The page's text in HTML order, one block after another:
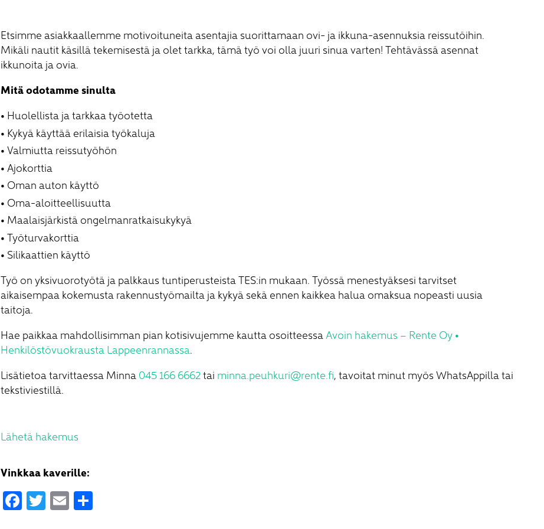
Etsimme asiakkaallemme motivoituneita asentajia suorittamaan ovi- ja ikkuna-asennuksia reissutöihin.
Mikäli nautit käsillä tekemisestä ja olet tarkka, tämä työ voi olla juuri sinua varten! Tehtävässä asennat
ikkunoita ja ovia.
Mitä odotamme sinulta
Huolellista ja tarkkaa työotetta
Kykyä käyttää erilaisia työkaluja
Valmiutta reissutyöhön
Ajokorttia
Oman auton käyttö
Oma-aloitteellisuutta
Maalaisjärkistä ongelmanratkaisukykyä
Työturvakorttia
Silikaattien käyttö
Työ on yksivuorotyötä ja palkkaus tuntiperusteista TES:in mukaan. Työssä menestyäksesi tarvitset
aikaisempaa kokemusta rakennustyömailta ja kykyä sekä ennen kaikkea halua omaksua nopeasti uusia
taitoja.
Hae paikkaa mahdollisimman pian kotisivujemme kautta osoitteessaAvoin hakemus – Rente Oy •
Henkilöstövuokrausta Lappeenrannassa.
Lisätietoa tarvittaessa Minna 045 166 6662tai minna.peuhkuri@rente.fi, tavoitat minut myös WhatsAppilla tai
tekstiviestillä.
Lähetä hakemus
Vinkkaa kaverille:
Facebook
Twitter
Email